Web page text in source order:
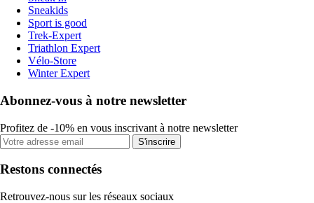
Sneakids
Sport is good
Trek-Expert
Triathlon Expert
Vélo-Store
Winter Expert
Abonnez-vous à notre newsletter
Profitez de -10% en vous inscrivant à notre newsletter
S'inscrire
Restons connectés
Retrouvez-nous sur les réseaux sociaux